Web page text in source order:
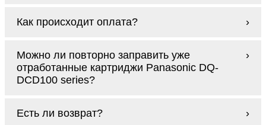
доставим заказ и сделаем это бесплатно
доставляем Вам картриджи Panasonic DQ-
DCD100 series
Как происходит оплата?
DCD100 series наличными курьеру при
получении заказа.
Можно ли повторно заправить уже
отработанные картриджи Panasonic DQ-
DCD100 series?
процесс проще, в случае с оригиналами
Есть ли возврат?